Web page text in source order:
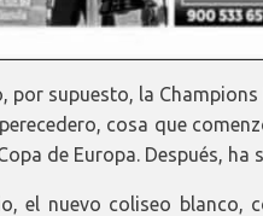
por supuesto, la
cosa que
de Europa. Después,
el nuevo coliseo